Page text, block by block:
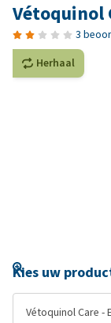
Vétoquinol
3
Herhaal
Kies uw
Vétoquinol Care -